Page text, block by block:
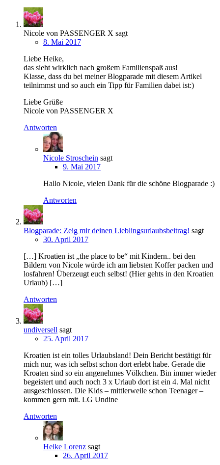
Nicole von PASSENGER X sagt
8. Mai 2017
Liebe Heike,
das sieht wirklich nach großem Familienspaß aus!
Klasse, dass du bei meiner Blogparade mit diesem Artikel
teilnimmst und so auch ein Tipp für Familien dabei ist:)
Liebe Grüße
Nicole von PASSENGER X
Antworten
Nicole Stroschein sagt
9. Mai 2017
Hallo Nicole, vielen Dank für die schöne Blogparade :)
Antworten
Blogparade: Zeig mir deinen Lieblingsurlaubsbeitrag! sagt
30. April 2017
[…] Kroatien ist „the place to be“ mit Kindern.. bei den
Bildern von Nicole würde ich am liebsten Koffer packen und
losfahren! Überzeugt euch selbst! (Hier gehts in den Kroatien
Urlaub) […]
Antworten
undiversell sagt
25. April 2017
Kroatien ist ein tolles Urlaubsland! Dein Bericht bestätigt für
mich nur, was ich selbst schon dort erlebt habe. Gerade die
Kroaten sind so ein angenehmes Völkchen. Bin immer wieder
begeistert und auch noch 3 x Urlaub dort ist ein 4. Mal nicht
ausgeschlossen. Die Kids – mittlerweile schon Teenager –
kommen gern mit. LG Undine
Antworten
Heike Lorenz sagt
26. April 2017